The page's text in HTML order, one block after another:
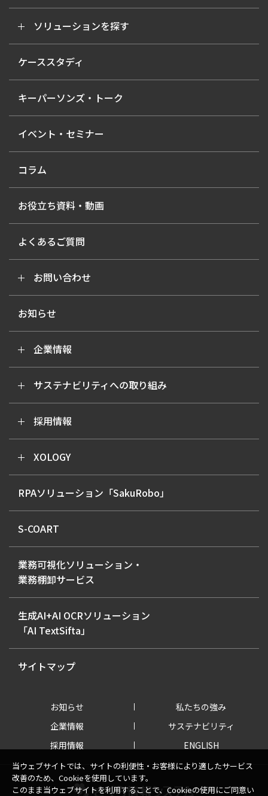
ソリューションを探す
ケーススタディ
キーパーソンズ・トーク
イベント・セミナー
コラム
お役立ち資料・動画
よくあるご質問
お問い合わせ
お知らせ
企業情報
サステナビリティへの取り組み
採用情報
XOLOGY
RPAソリューション「SakuRobo」
S-COART
業務可視化ソリューション・
業務棚卸サービス
生成AI+AI OCRソリューション
「AI TextSifta」
サイトマップ
お知らせ
私たちの強み
企業情報
サステナビリティ
採用情報
ENGLISH
当ウェブサイトでは、サイトの利便性・お客様により適したサービス
改善のため、Cookieを使用しています。
このまま当ウェブサイトを利用することで、Cookieの使用にご同意い